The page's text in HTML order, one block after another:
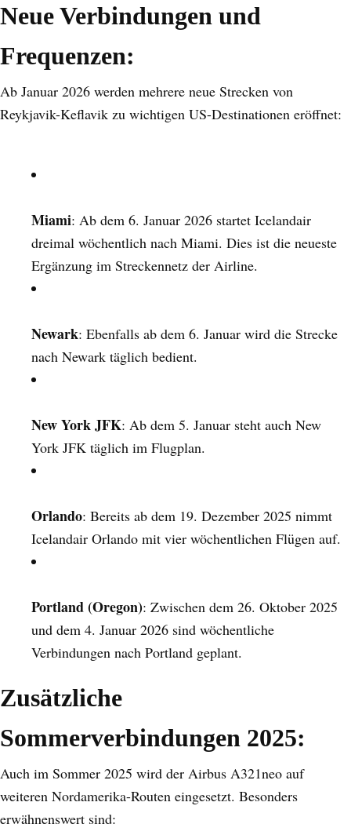
Neue Verbindungen und
Frequenzen:
Ab Januar 2026 werden mehrere neue Strecken von
Reykjavik-Keflavik zu wichtigen US-Destinationen eröffnet:
Miami: Ab dem 6. Januar 2026 startet Icelandair
dreimal wöchentlich nach Miami. Dies ist die neueste
Ergänzung im Streckennetz der Airline.
Newark: Ebenfalls ab dem 6. Januar wird die Strecke
nach Newark täglich bedient.
New York JFK: Ab dem 5. Januar steht auch New
York JFK täglich im Flugplan.
Orlando: Bereits ab dem 19. Dezember 2025 nimmt
Icelandair Orlando mit vier wöchentlichen Flügen auf.
Portland (Oregon): Zwischen dem 26. Oktober 2025
und dem 4. Januar 2026 sind wöchentliche
Verbindungen nach Portland geplant.
Zusätzliche
Sommerverbindungen 2025:
Auch im Sommer 2025 wird der Airbus A321neo auf
weiteren Nordamerika-Routen eingesetzt. Besonders
erwähnenswert sind: